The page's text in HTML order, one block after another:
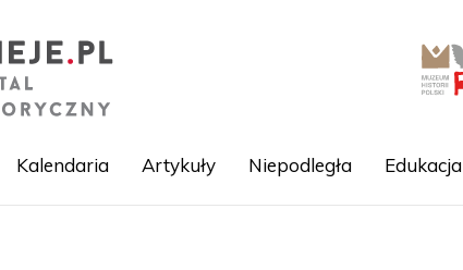
Kalendaria Artykuły Niepodległa Edukacja